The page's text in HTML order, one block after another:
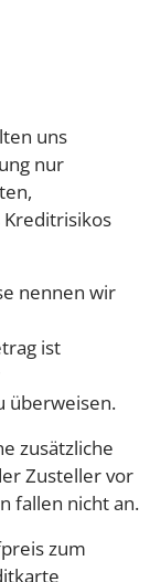
uns
nur
nennen wir
ist
überweisen.
zusätzliche
Zusteller vor
fallen nicht an.
zum